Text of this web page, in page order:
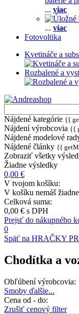
... viac
... viac
Fotovoltika
Kvetináče a
Rozbalené a
Nájdené kategórie {{
Nájdení výrobcovia {{
Nájdené modelové
Nájdené články {{
Zobraziť všetky
Žiadne výsledky
0,00 €
V tvojom košíku:
V košíku nemáš
Celková suma:
0,00 € s DPH
Prejsť do nákupného
0
Späť na HRAČKY
Chodítka a
Obľúbení výrobcovia:
Smoby ďalšie...
Cena od - do:
Zrušiť cenový filter